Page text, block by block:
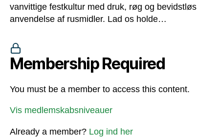
vanvittige festkultur med druk, røg og bevidstløs
anvendelse af rusmidler. Lad os holde…
Membership Required
You must be a member to access this content.
Vis medlemskabsniveauer
Already a member? Log ind her